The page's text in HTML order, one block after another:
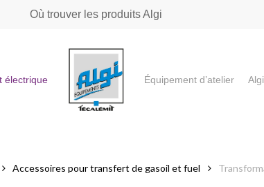
Où trouver les produits Algi
électrique Équipement d’atelier Algi
Accessoires pour transfert de gasoil et fuel